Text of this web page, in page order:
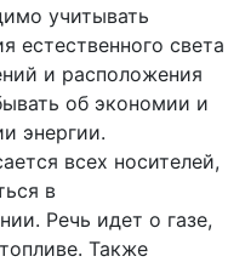
учитывать
естественного света
и расположения
об экономии и
энергии.
всех носителей,
в
Речь идет о газе,
Также